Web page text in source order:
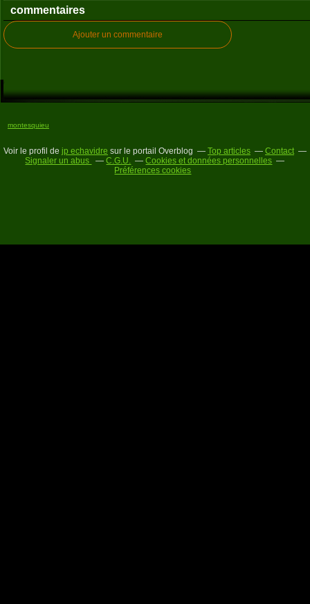
commentaires
Ajouter un commentaire
montesquieu
Voir le profil de jp echavidre sur le portail Overblog Top articles
Contact
Signaler un abus
C.G.U.
Cookies et données personnelles
Préférences cookies